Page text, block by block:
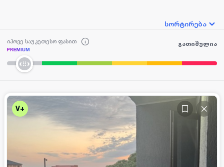
სორტირება
იპოვე საუკეთესო ფასით გათიშულია
V+